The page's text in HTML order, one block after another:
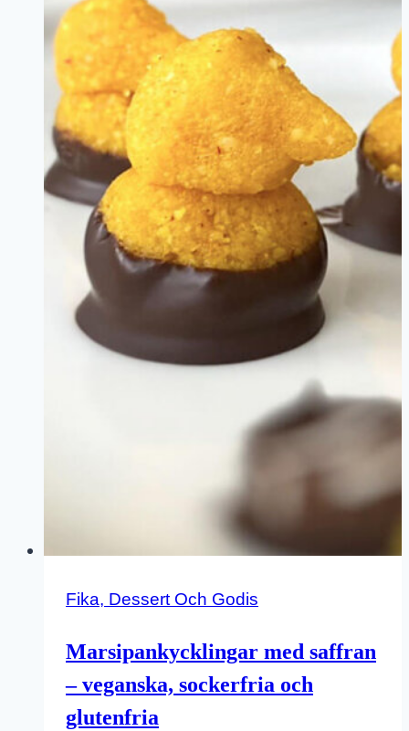
Fika, Dessert Och Godis
Marsipankycklingar med saffran
– veganska, sockerfria och
glutenfria